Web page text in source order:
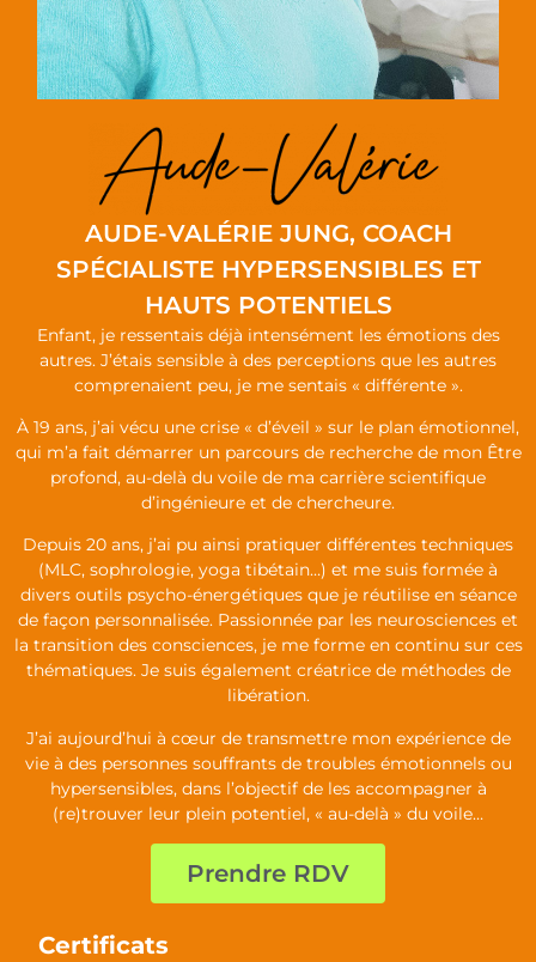
AUDE-VALÉRIE JUNG, COACH
SPÉCIALISTE HYPERSENSIBLES ET
HAUTS POTENTIELS
Enfant, je ressentais déjà intensément les émotions des
autres. J’étais sensible à des perceptions que les autres
comprenaient peu, je me sentais « différente ».
À 19 ans, j’ai vécu une crise « d’éveil » sur le plan émotionnel,
qui m’a fait démarrer un parcours de recherche de mon Être
profond, au-delà du voile de ma carrière scientifique
d’ingénieure et de chercheure.
Depuis 20 ans, j’ai pu ainsi pratiquer différentes techniques
(MLC, sophrologie, yoga tibétain…) et me suis formée à
divers outils psycho-énergétiques que je réutilise en séance
de façon personnalisée. Passionnée par les neurosciences et
la transition des consciences, je me forme en continu sur ces
thématiques. Je suis également créatrice de méthodes de
libération.
J’ai aujourd’hui à cœur de transmettre mon expérience de
vie à des personnes souffrants de troubles émotionnels ou
hypersensibles, dans l’objectif de les accompagner à
(re)trouver leur plein potentiel, « au-delà » du voile…
Prendre RDV
Certificats